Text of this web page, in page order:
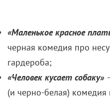
«Маленькое красное
черная комедия про
гардероба;
«Человек кусает собаку»
(и черно-белая) комедия